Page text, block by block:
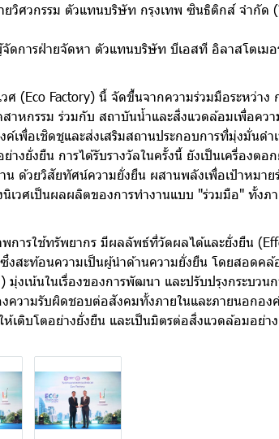
ศวกรรม ตัวแทนบริษัท กรุงเทพ ซินธิติกส์ จำกัด (
ารฝ่ายจัดหา ตัวแทนบริษัท บีเอสที อิลาสโตเมอ
วศ (Eco Factory) นี้ จัดขึ้นจากความร่วมมือระหว่า
าหกรรม ร่วมกับ สถาบันน้ำและสิ่งแวดล้อมเพื่อคว
ค์เพื่อเชิดชูและส่งเสริมสถานประกอบการที่มุ่งมั่นด
งยั่งยืน การได้รับรางวัลในครั้งนี้ ยังเป็นเครื่องตอ
าน ด้วยวิสัยทัศน์ความยั่งยืน ผสานพลังเพื่อเป้าหมา
งนิเวศเป็นผลผลิตของการทำงานแบบ "ร่วมมือ" ทั้ง
การใช้ทรัพยากร มีผลลัพธ์ที่วัดผลได้และยั่งยืน
สะท้อนความเป็นผู้นำด้านความยั่งยืน โดยสอดคล้
งเน้นในเรื่องของการพัฒนา และปรับปรุงกระบวน
ความรับผิดชอบต่อสังคมทั้งภายในและภายนอกอ
เติบโตอย่างยั่งยืน และเป็นมิตรต่อสิ่งแวดล้อมอย่า